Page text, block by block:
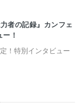
！特別インタビュー
者の記録』カンフェ
！